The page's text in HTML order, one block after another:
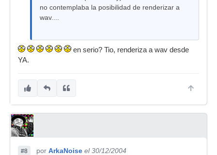
no contemplaba la posibilidad de renderizar a
wav....
en serio? Tio, renderiza a wav desde
YA.
#8 por ArkaNoise el 30/12/2004